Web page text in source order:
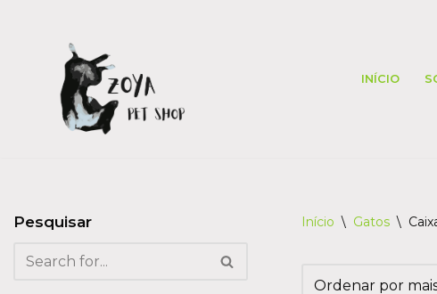
content
INÍCIO
Pesquisar Início \ Gatos \